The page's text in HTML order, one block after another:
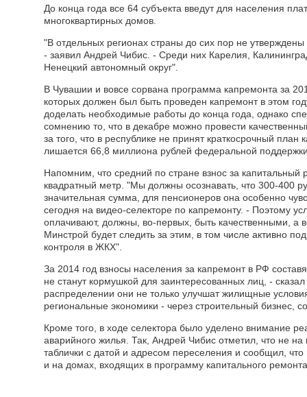
До конца года все 64 субъекта введут для населения
многоквартирных домов.
"В отдельных регионах страны до сих пор не
- заявил Андрей Чибис. - Среди них Карелия,
Ненецкий автономный округ".
В Чувашии и вовсе сорвана программа капремонта за
которых должен был быть проведен капремонт в этом
доделать необходимые работы до конца года, однако
сомнению то, что в декабре можно провести
за того, что в республике не принят краткосрочный
лишается 66,8 миллиона рублей федеральной
Напомним, что средний по стране взнос за капитальный
квадратный метр. "Мы должны осознавать, что 300-400
значительная сумма, для пенсионеров она особенно
сегодня на видео-селекторе по капремонту. - Поэтому
оплачивают, должны, во-первых, быть качественными, а
Минстрой будет следить за этим, в том числе активно
контроля в ЖКХ".
За 2014 год взносы населения за капремонт в РФ
не станут кормушкой для заинтересованных лиц, -
распределении они не только улучшат жилищные
региональные экономики - через строительный бизнес,
Кроме того, в ходе селектора было уделено внимание
аварийного жилья. Так, Андрей Чибис отметил, что не
таблички с датой и адресом переселения и сообщил,
и на домах, входящих в программу капитального